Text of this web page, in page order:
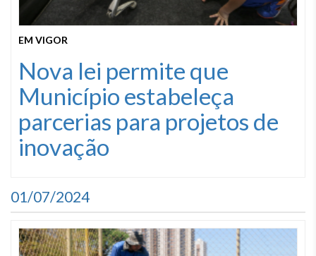
EM VIGOR
Nova lei permite que
Município estabeleça
parcerias para projetos de
inovação
01/07/2024